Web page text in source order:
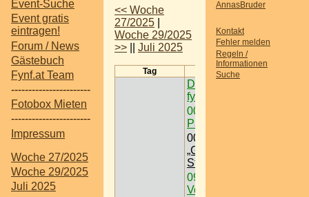
Event-Suche
Event gratis
eintragen!
Forum / News
Gästebuch
Fynf.at Team
-----------------------
Fotobox Mieten
-----------------------
Impressum
Woche 27/2025
Woche 29/2025
Juli 2025
AnnasBruder
Kontakt
Fehler melden
Regeln /
Informationen
Suche
<< Woche
27/2025
Woche 29/2025
>>
Juli 2025
Tag Termine
Dein Gewinnspiel auf
fynf.at eintragen
00:00
Paintball < Nö >
00:00
„Grüner See“ @
Steiermark
09:00
Volee